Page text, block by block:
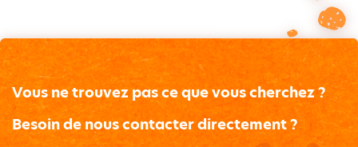
Vous ne trouvez pas ce que vous cherchez ?
Besoin de nous contacter directement ?